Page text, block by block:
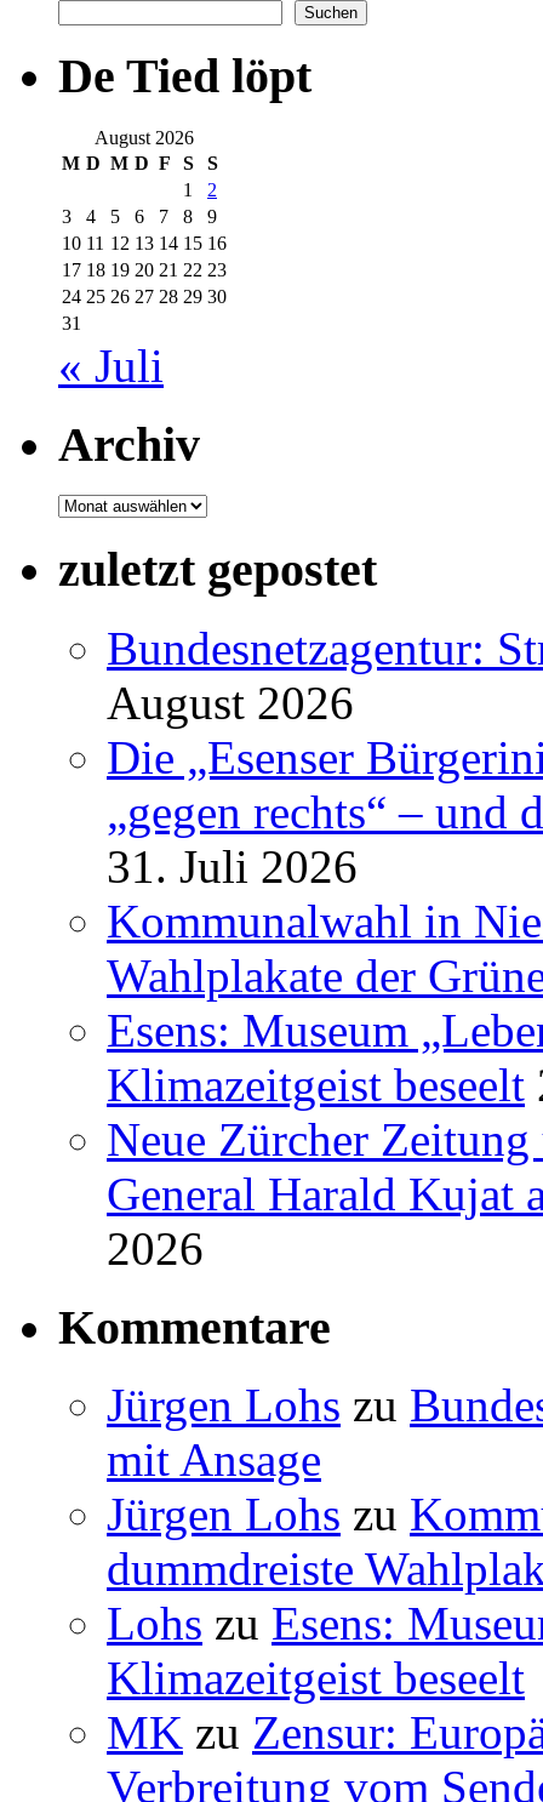
Suchen
De Tied löpt
August 2026
M D M D F S
S
1
2
3
4 5 6 7 8
9
10 11 12 13 14 15 16
17 18 19 20 21 22 23
24 25 26 27 28 29 30
31
« Juli
Archiv
Archiv
zuletzt gepostet
Bundesnetzagentur:
August 2026
Die „Esenser
„gegen rechts“ – und
31. Juli 2026
Kommunalwahl in
Wahlplakate der
Esens: Museum
Klimazeitgeist beseelt
Neue Zürcher
General Harald Kujat
2026
Kommentare
Jürgen Lohs zu
mit Ansage
Jürgen Lohs zu
dummdreiste
Lohs zu Esens:
Klimazeitgeist beseelt
MK zu Zensur:
Verbreitung vom